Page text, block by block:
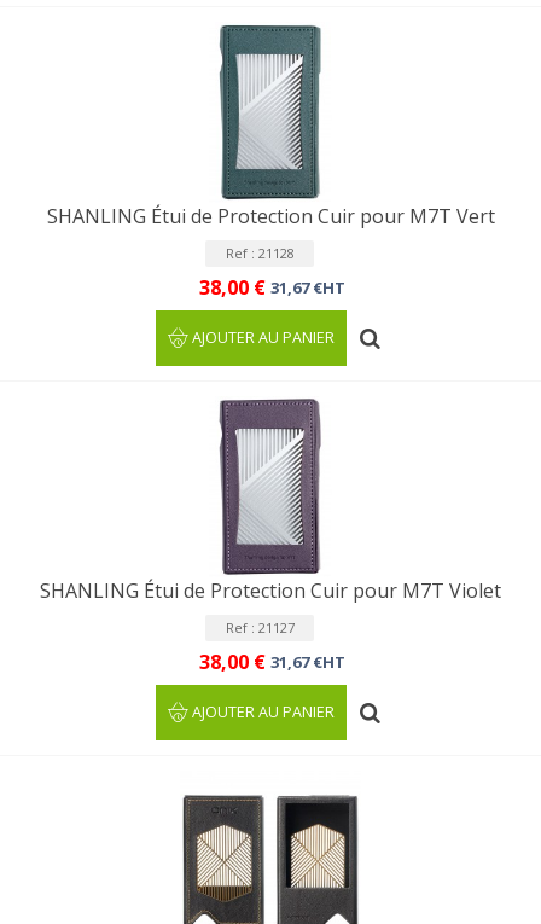
SHANLING Étui de Protection Cuir pour M7T Vert
Ref : 21128
38,00 € 31,67 €HT
AJOUTER AU PANIER
SHANLING Étui de Protection Cuir pour M7T Violet
Ref : 21127
38,00 € 31,67 €HT
AJOUTER AU PANIER